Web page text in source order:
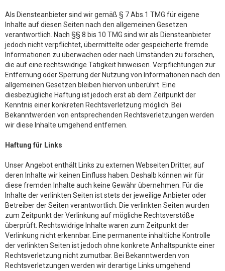
Als Diensteanbieter sind wir gemäß § 7 Abs.1 TMG für eigene
Inhalte auf diesen Seiten nach den allgemeinen Gesetzen
verantwortlich. Nach §§ 8 bis 10 TMG sind wir als Diensteanbieter
jedoch nicht verpflichtet, übermittelte oder gespeicherte fremde
Informationen zu überwachen oder nach Umständen zu forschen,
die auf eine rechtswidrige Tätigkeit hinweisen. Verpflichtungen zur
Entfernung oder Sperrung der Nutzung von Informationen nach den
allgemeinen Gesetzen bleiben hiervon unberührt. Eine
diesbezügliche Haftung ist jedoch erst ab dem Zeitpunkt der
Kenntnis einer konkreten Rechtsverletzung möglich. Bei
Bekanntwerden von entsprechenden Rechtsverletzungen werden
wir diese Inhalte umgehend entfernen.
Haftung für Links
Unser Angebot enthält Links zu externen Webseiten Dritter, auf
deren Inhalte wir keinen Einfluss haben. Deshalb können wir für
diese fremden Inhalte auch keine Gewähr übernehmen. Für die
Inhalte der verlinkten Seiten ist stets der jeweilige Anbieter oder
Betreiber der Seiten verantwortlich. Die verlinkten Seiten wurden
zum Zeitpunkt der Verlinkung auf mögliche Rechtsverstöße
überprüft. Rechtswidrige Inhalte waren zum Zeitpunkt der
Verlinkung nicht erkennbar. Eine permanente inhaltliche Kontrolle
der verlinkten Seiten ist jedoch ohne konkrete Anhaltspunkte einer
Rechtsverletzung nicht zumutbar. Bei Bekanntwerden von
Rechtsverletzungen werden wir derartige Links umgehend